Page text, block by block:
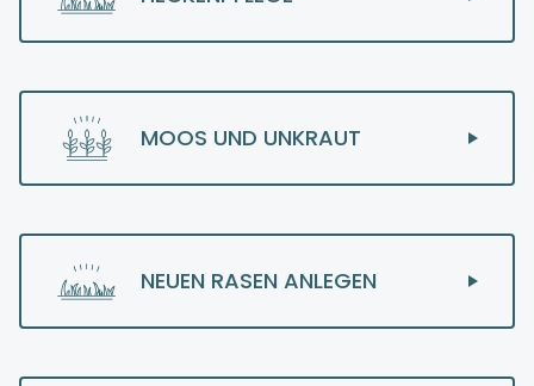
MOOS UND UNKRAUT
NEUEN RASEN ANLEGEN